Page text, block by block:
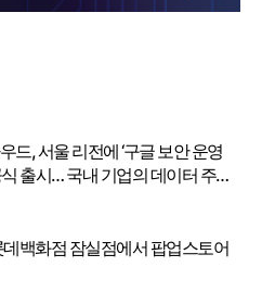
드, 서울 리전에 ‘구글 보안 운영
식 출시… 국내 기업의 데이터 주권
백화점 잠실점에서 팝업스토어